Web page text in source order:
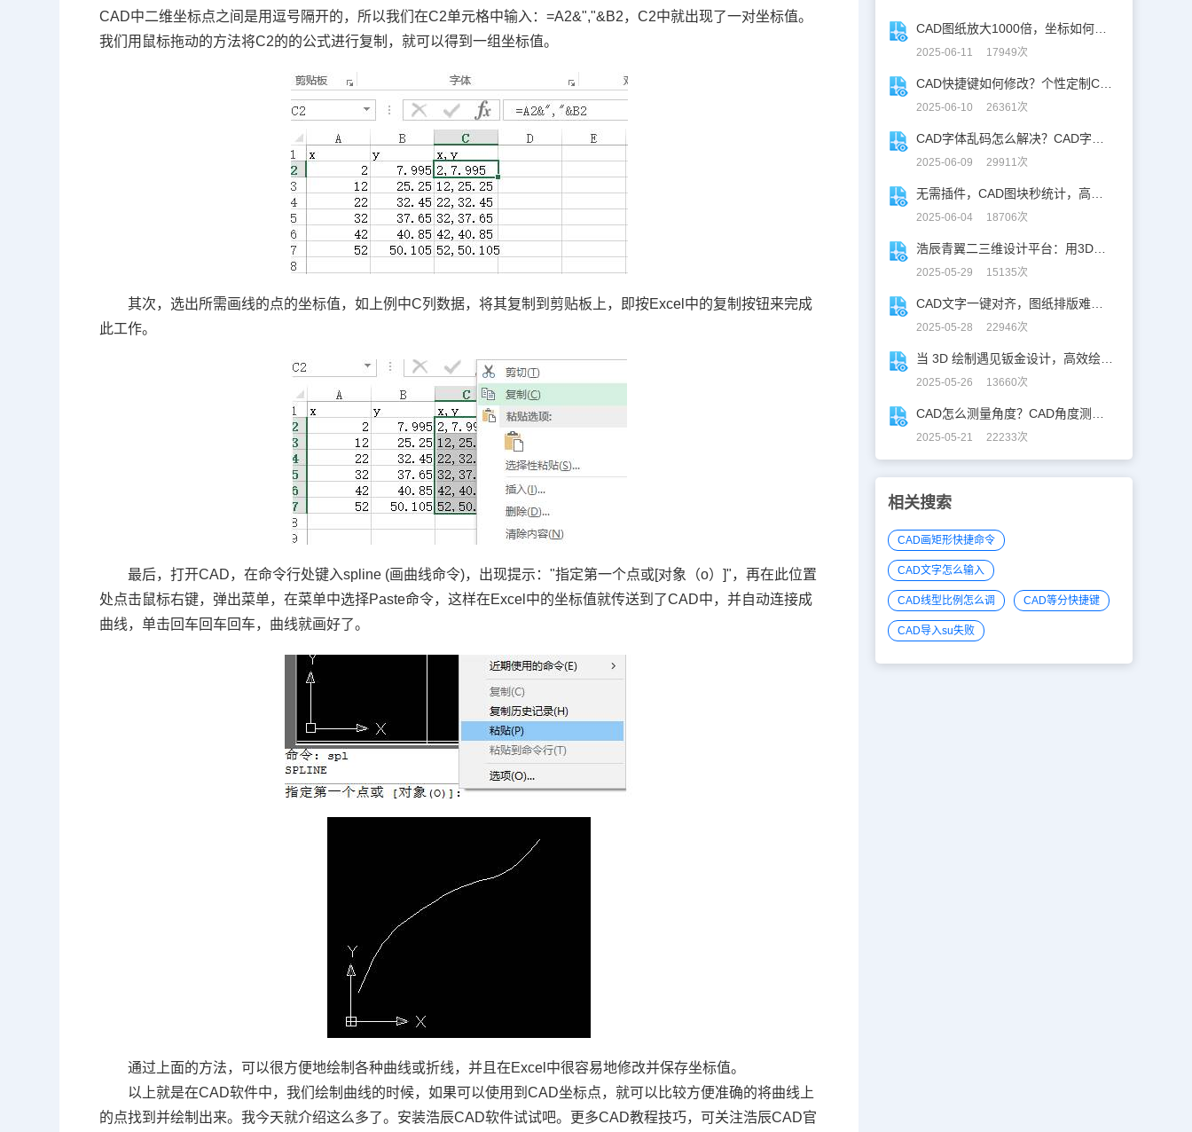
CAD中二维坐标点之间是用逗号隔开的，所以我们在C2单元格中输入：=A2&","&B2，C2中就出现了一对坐标值。
我们用鼠标拖动的方法将C2的的公式进行复制，就可以得到一组坐标值。
其次，选出所需画线的点的坐标值，如上例中C列数据，将其复制到剪贴板上，即按Excel 中的复制按钮来完成
此工作。
最后，打开CAD，在命令行处键入spline (画曲线命令)，出现提示："指定第一个点或[对象（o）]"，再在此位置
处点击鼠标右键，弹出菜单，在菜单中选择Paste命令，这样在Excel 中的坐标值就传送到了CAD中，并自动连接成
曲线，单击回车回车回车，曲线就画好了。
通过上面的方法，可以很方便地绘制各种曲线或折线，并且在Excel 中很容易地修改并保存坐标值。
以上就是在CAD软件中，我们绘制曲线的时候，如果可以使用到CAD坐标点，就可以比较方便准确的将曲线上
的点找到并绘制出来。我今天就介绍这么多了。安装浩辰CAD软件试试吧。更多CAD教程技巧，可关注浩辰CAD官
2025-06-11 17949次
2025-06-10 26361次
2025-06-09 29911次
2025-06-04 18706次
2025-05-29 15135次
2025-05-28 22946次
2025-05-26 13660次
2025-05-21 22233次
相关搜索
CAD画矩形快捷命令
CAD文字怎么输入
CAD线型比例怎么调 CAD等分快捷键
CAD导入su失败